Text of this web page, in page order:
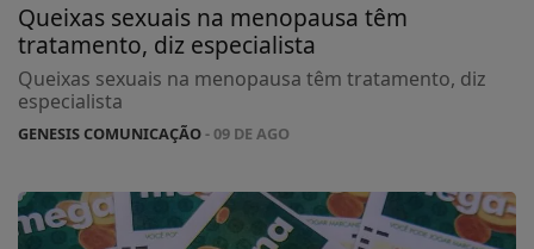
Queixas sexuais na menopausa têm
tratamento, diz especialista
Queixas sexuais na menopausa têm tratamento, diz
especialista
GENESIS COMUNICAÇÃO- 09 DE AGO